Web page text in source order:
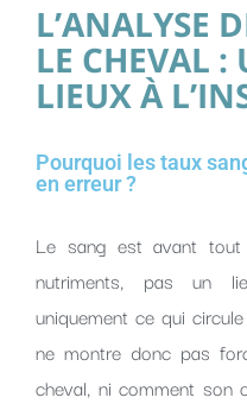
L’ANALYSE
LE CHEVAL :
LIEUX À
Pourquoi les taux
en erreur ?
Le sang est avant
nutriments, pas un
uniquement ce qui
ne montre donc pas
cheval, ni comment son